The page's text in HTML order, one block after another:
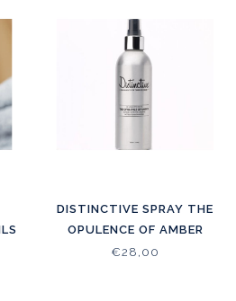
DISTINCTIVE SPRAY THE
OPULENCE OF AMBER
200ML
€28,00